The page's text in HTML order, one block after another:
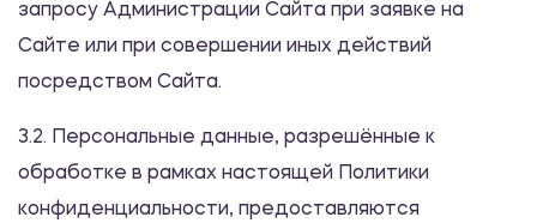
запросу Администрации Сайта при заявке на
Сайте или при совершении иных действий
посредством Сайта.
3.2. Персональные данные, разрешённые к
обработке в рамках настоящей Политики
конфиденциальности, предоставляются